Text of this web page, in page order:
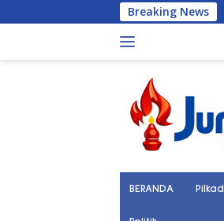
ke
Breaking News
BERANDA